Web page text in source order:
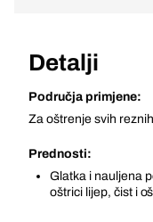
Detalji
Područja primjene:
Za oštrenje svih
Prednosti:
Glatka i nauljena
oštrici lijep, čist i